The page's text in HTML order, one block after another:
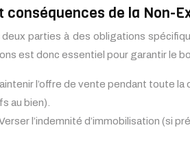
conséquences de la Non-
parties à des obligations
est donc essentiel pour garantir le
l’offre de vente pendant toute
au bien).
l’indemnité d’immobilisation (si